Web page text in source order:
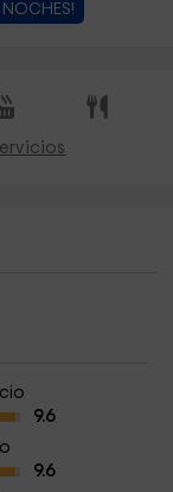
NOCHES!
9.6
9.6